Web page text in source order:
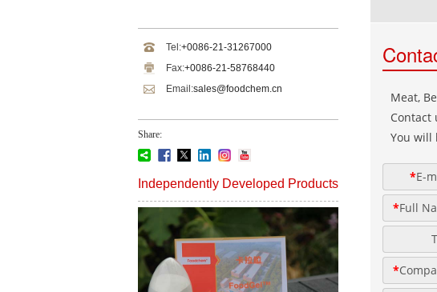
Tel:+0086-21-31267000
Fax:+0086-21-58768440
Email:sales@foodchem.cn
Share:
Independently Developed Products